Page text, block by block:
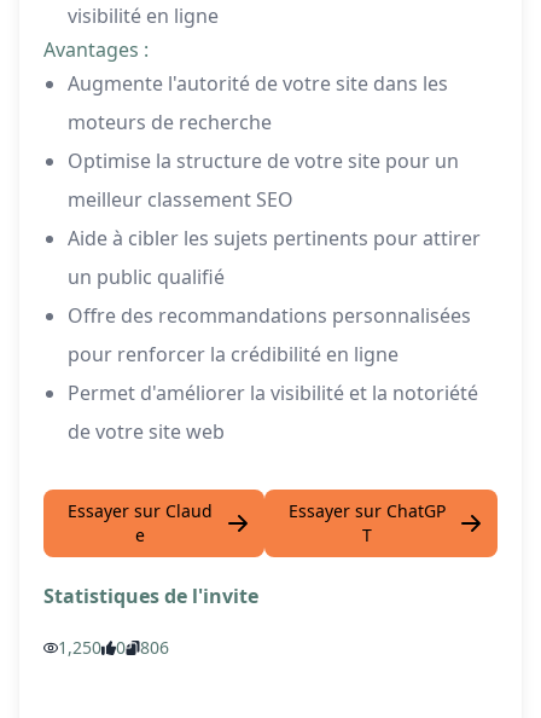
visibilité en ligne
Avantages :
Augmente l'autorité de votre site dans les
moteurs de recherche
Optimise la structure de votre site pour un
meilleur classement SEO
Aide à cibler les sujets pertinents pour attirer
un public qualifié
Offre des recommandations personnalisées
pour renforcer la crédibilité en ligne
Permet d'améliorer la visibilité et la notoriété
de votre site web
Essayer sur Claud
e
Essayer sur ChatGP
T
Statistiques de l'invite
1,250 0 806